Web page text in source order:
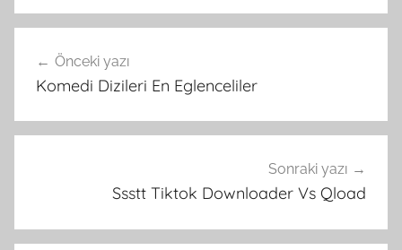
gezinmesi
Önceki yazı
Komedi Dizileri En Eglenceliler
Sonraki yazı
Ssstt Tiktok Downloader Vs Qload